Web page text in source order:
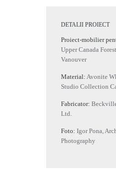
DETALII PROIECT
Proiect-mobilier
Upper Canada
Vanouver
Material: Avonite
Studio Collection
Fabricator:
Ltd.
Foto: Igor Pona,
Photography